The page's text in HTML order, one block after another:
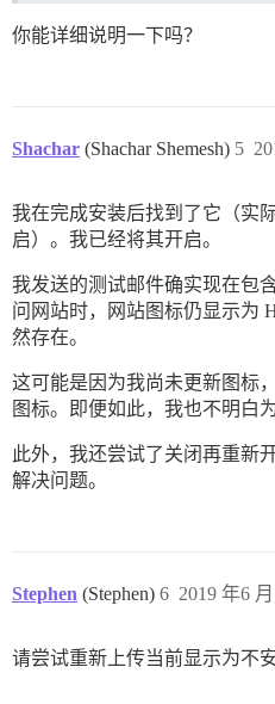
你能详细说明一下吗？
Shachar (Shachar Shemesh) 5
我在完成安装后找到了它（实
启）。我已经将其开启。
我发送的测试邮件确实现在包
问网站时，网站图标仍显示为
然存在。
这可能是因为我尚未更新图标
图标。即便如此，我也不明白
此外，我还尝试了关闭再重新
解决问题。
Stephen (Stephen) 2019 年6
6
请尝试重新上传当前显示为不